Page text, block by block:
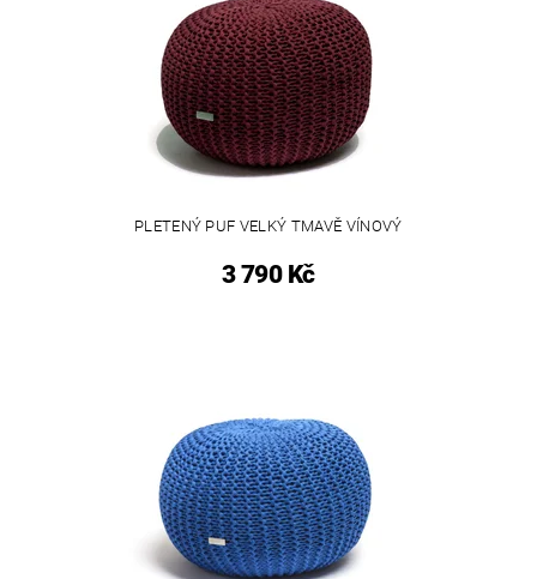
PLETENÝ PUF VELKÝ TMAVĚ VÍNOVÝ
3 790 Kč